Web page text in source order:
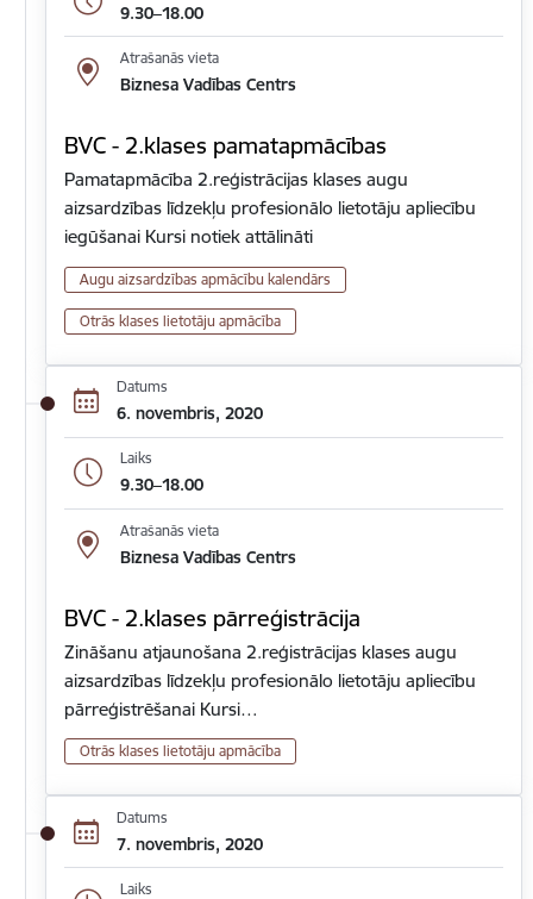
9.30–18.00
Atrašanās vieta
Biznesa Vadības Centrs
BVC - 2.klases pamatapmācības
Pamatapmācība 2.reģistrācijas klases augu
aizsardzības līdzekļu profesionālo lietotāju apliecību
iegūšanai Kursi notiek attālināti
Augu aizsardzības apmācību kalendārs
Otrās klases lietotāju apmācība
Datums
6. novembris, 2020
Laiks
9.30–18.00
Atrašanās vieta
Biznesa Vadības Centrs
BVC - 2.klases pārreģistrācija
Zināšanu atjaunošana 2.reģistrācijas klases augu
aizsardzības līdzekļu profesionālo lietotāju apliecību
pārreģistrēšanai Kursi…
Otrās klases lietotāju apmācība
Datums
7. novembris, 2020
Laiks